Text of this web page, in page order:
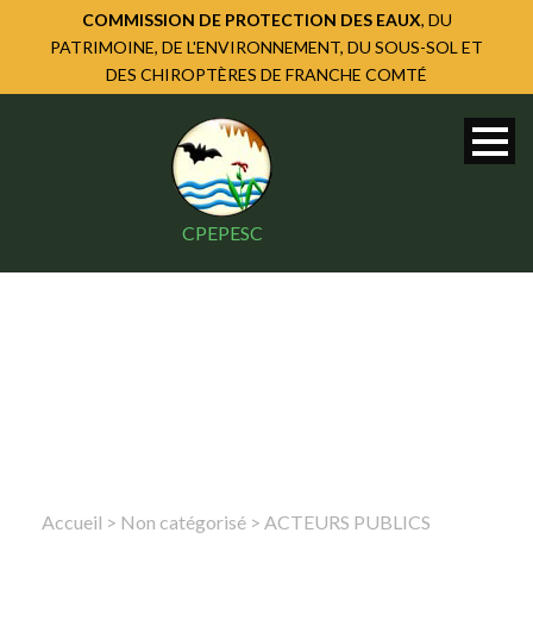
COMMISSION DE PROTECTION DES EAUX, DU
PATRIMOINE, DE L'ENVIRONNEMENT, DU SOUS-SOL ET
DES CHIROPTÈRES DE FRANCHE COMTÉ
CPEPESC
Accueil > Non catégorisé > ACTEURS PUBLICS